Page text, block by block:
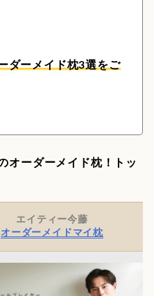
ダーメイド枕3選をご
オーダーメイド枕！トッ
エイティー今藤
オーダーメイドマイ枕